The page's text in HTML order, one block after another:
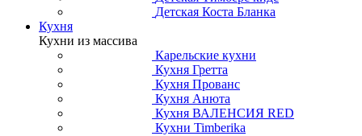
Детская Коста Бланка
Кухня
Кухни из массива
Карельские кухни
Кухня Гретта
Кухня Прованс
Кухня Анюта
Кухня ВАЛЕНСИЯ RED
Кухни Timberika